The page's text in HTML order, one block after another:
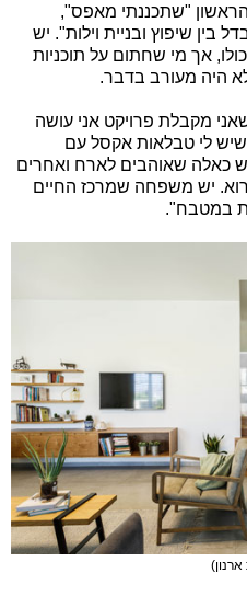
"שתכננתי מאפס",
בין שיפוץ ובניית וילות". יש
אך מי שחתום על תוכניות
היה מעורב בדבר.
מקבלת פרויקט אני עושה
שיש לי טבלאות אקסל עם
כאלה שאוהבים לארח ואחרים
יש משפחה שמרכז החיים
במטבח".